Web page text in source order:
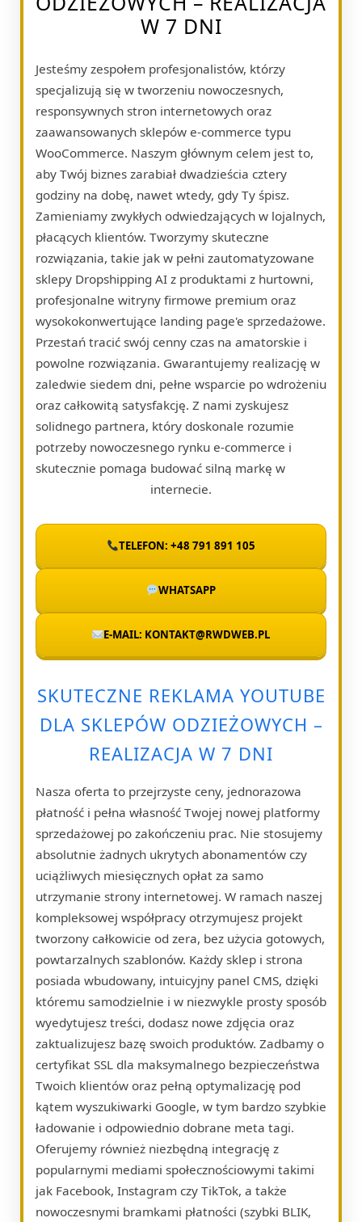
W 7 DNI
Jesteśmy zespołem profesjonalistów, którzy
specjalizują się w tworzeniu nowoczesnych,
responsywnych stron internetowych oraz
zaawansowanych sklepów e-commerce typu
WooCommerce. Naszym głównym celem jest to,
aby Twój biznes zarabiał dwadzieścia cztery
godziny na dobę, nawet wtedy, gdy Ty śpisz.
Zamieniamy zwykłych odwiedzających w lojalnych,
płacących klientów. Tworzymy skuteczne
rozwiązania, takie jak w pełni zautomatyzowane
sklepy Dropshipping AI z produktami z hurtowni,
profesjonalne witryny firmowe premium oraz
wysokokonwertujące landing page'e sprzedażowe.
Przestań tracić swój cenny czas na amatorskie i
powolne rozwiązania. Gwarantujemy realizację w
zaledwie siedem dni, pełne wsparcie po wdrożeniu
oraz całkowitą satysfakcję. Z nami zyskujesz
solidnego partnera, który doskonale rozumie
potrzeby nowoczesnego rynku e-commerce i
skutecznie pomaga budować silną markę w
internecie.
TELEFON: +48 791 891 105
WHATSAPP
E-MAIL: KONTAKT@RWDWEB.PL
SKUTECZNE REKLAMA YOUTUBE
DLA SKLEPÓW ODZIEŻOWYCH –
REALIZACJA W 7 DNI
Nasza oferta to przejrzyste ceny, jednorazowa
płatność i pełna własność Twojej nowej platformy
sprzedażowej po zakończeniu prac. Nie stosujemy
absolutnie żadnych ukrytych abonamentów czy
uciążliwych miesięcznych opłat za samo
utrzymanie strony internetowej. W ramach naszej
kompleksowej współpracy otrzymujesz projekt
tworzony całkowicie od zera, bez użycia gotowych,
powtarzalnych szablonów. Każdy sklep i strona
posiada wbudowany, intuicyjny panel CMS, dzięki
któremu samodzielnie i w niezwykle prosty sposób
wyedytujesz treści, dodasz nowe zdjęcia oraz
zaktualizujesz bazę swoich produktów. Zadbamy o
certyfikat SSL dla maksymalnego bezpieczeństwa
Twoich klientów oraz pełną optymalizację pod
kątem wyszukiwarki Google, w tym bardzo szybkie
ładowanie i odpowiednio dobrane meta tagi.
Oferujemy również niezbędną integrację z
popularnymi mediami społecznościowymi takimi
jak Facebook, Instagram czy TikTok, a także
nowoczesnymi bramkami płatności (szybki BLIK,